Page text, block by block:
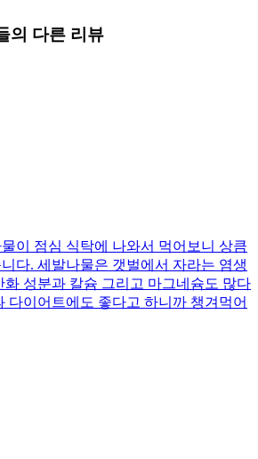
의 다른 리뷰
이 점심 식탁에 나와서 먹어보니 상큼
다. 세발나물은 갯벌에서 자라는 염생
화 성분과 칼슘 그리고 마그네슘도 많다
다이어트에도 좋다고 하니까 챙겨먹어